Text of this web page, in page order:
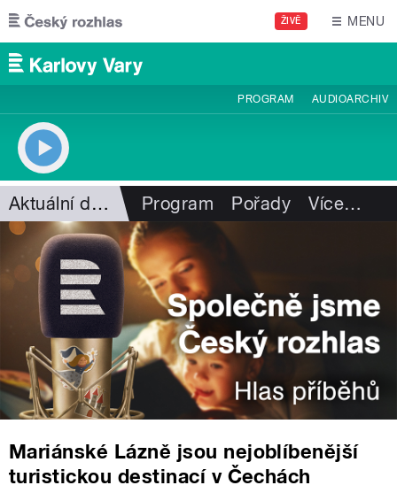
Přejít k hlavnímu obsahu
ŽIVĚ MENU
PROGRAM AUDIOARCHIV
Aktuální dění Program Pořady Více…
Mariánské Lázně jsou nejoblíbenější
turistickou destinací v Čechách